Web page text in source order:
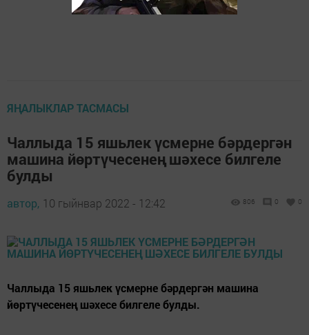
ЯҢАЛЫКЛАР ТАСМАСЫ
Чаллыда 15 яшьлек үсмерне бәрдергән
машина йөртүчесенең шәхесе билгеле
булды
автор, 10 гыйнвар 2022 - 12:42 806 0 0
Чаллыда 15 яшьлек үсмерне бәрдергән машина
йөртүчесенең шәхесе билгеле булды.